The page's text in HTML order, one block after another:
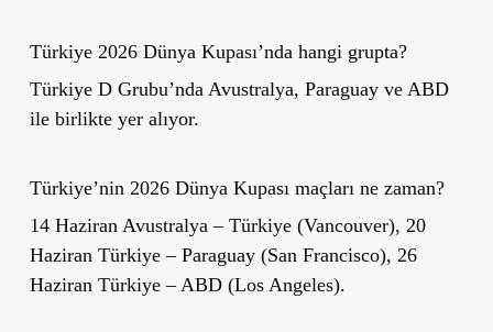
Türkiye 2026 Dünya Kupası’nda hangi grupta?
Türkiye D Grubu’nda Avustralya, Paraguay ve ABD
ile birlikte yer alıyor.
Türkiye’nin 2026 Dünya Kupası maçları ne zaman?
14 Haziran Avustralya – Türkiye (Vancouver), 20
Haziran Türkiye – Paraguay (San Francisco), 26
Haziran Türkiye – ABD (Los Angeles).